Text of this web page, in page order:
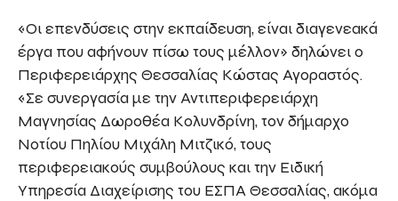
«Οι επενδύσεις στην εκπαίδευση, είναι διαγενεακά
έργα που αφήνουν πίσω τους μέλλον» δηλώνει ο
Περιφερειάρχης Θεσσαλίας Κώστας Αγοραστός.
«Σε συνεργασία με την Αντιπεριφερειάρχη
Μαγνησίας Δωροθέα Κολυνδρίνη, τον δήμαρχο
Νοτίου Πηλίου Μιχάλη Μιτζικό, τους
περιφερειακούς συμβούλους και την Ειδική
Υπηρεσία Διαχείρισης του ΕΣΠΑ Θεσσαλίας, ακόμα